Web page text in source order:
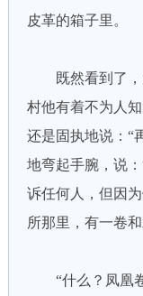
皮革的箱子里。
既然看到了，
村他有着不为人
还是固执地说：
地弯起手腕，说
诉任何人，但因
所那里，有一卷
“什么？凤凰